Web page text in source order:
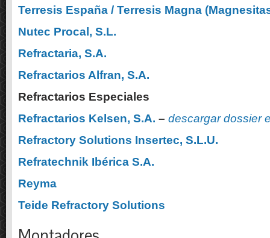
Terresis España / Terresis Magna
Nutec Procal, S.L.
Refractaria, S.A.
Refractarios Alfran, S.A.
Refractarios Especiales
Refractarios Kelsen, S.A. – descargar dossier
Refractory Solutions Insertec, S.L.U.
Refratechnik Ibérica S.A.
Reyma
Teide Refractory Solutions